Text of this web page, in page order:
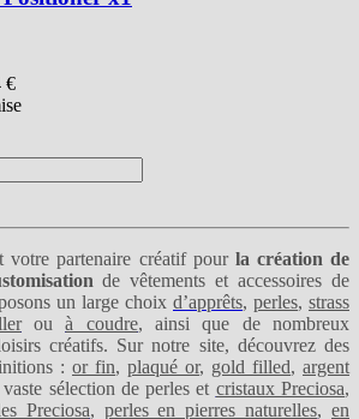
€
votre partenaire créatif pourla création de
de vêtements et accessoires de
un large choix d’apprêts, perles, strass
ouà coudre, ainsi que de nombreux
créatifs. Sur notre site, découvrez des
: or fin, plaqué or, gold filled, argent
sélection de perles et cristaux Preciosa,
Preciosa, perles en pierres naturelles, en